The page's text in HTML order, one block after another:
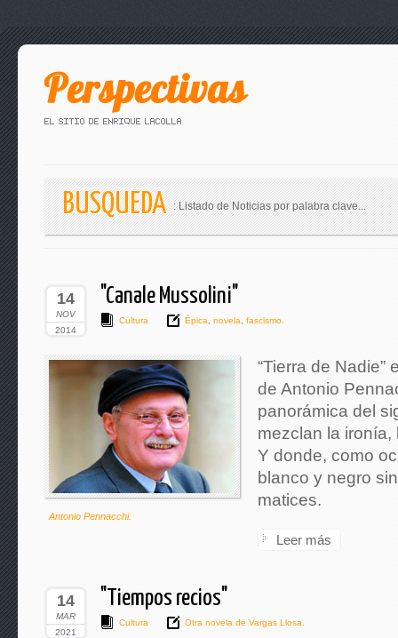
BUSQUEDA : Listado de Noticias por palabra clave...
14
NOV
2014
"Canale Mussolini"
Cultura Épica novela fascismo.
Antonio Pennacchi.
“Tierra de
de Antonio
panorámica del
mezclan la ironía,
Y donde, como
blanco y negro
matices.
Leer más
14
MAR
2021
"Tiempos recios"
Cultura Otra novela de Vargas Llosa.